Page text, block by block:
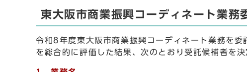
東大阪市商業振興コーディネート業務
令和8年度東大阪市商業振興コーディネート業務を
を総合的に評価した結果、次のとおり受託候補者を